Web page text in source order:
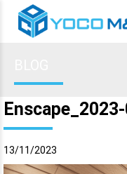
13/11/2023